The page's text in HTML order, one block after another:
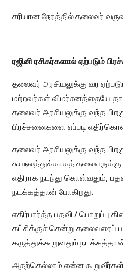
சரியான நேரத்தில் தலைவர்
ரஜினி ரசிகர்களால் ஏற்படும்
தலைவர் அரசியலுக்கு வர
மற்றவர்கள் விமர்சனத்தையே
தலைவர் அரசியலுக்கு வந்த
பிரச்சனைகளை எப்படி
தலைவர் அரசியலுக்கு வந்த
சுயநலத்துக்காகத் தலைவருக்கு
எதிராக நடந்து கொள்வதும்,
நடக்கத்தான் போகிறது.
எதிர்பார்த்த பதவி / பொறுப்பு
கட்சிக்குச் சென்று தலைவரைப்
கருத்துக்கூறுவதும்
அதற்கெல்லாம் என்ன